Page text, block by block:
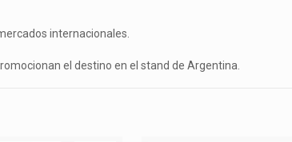
internacionales.
el destino en el stand de Argentina.